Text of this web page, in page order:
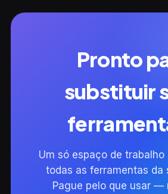
Pronto
substituir
Um só espaço de
todas as ferramentas da
Pague pelo que usar —